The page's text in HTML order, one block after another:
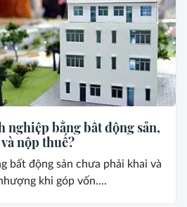
nghiệp bằng bất động sản,
nộp thuế?
bất động sản chưa phải khai và
khi góp vốn....